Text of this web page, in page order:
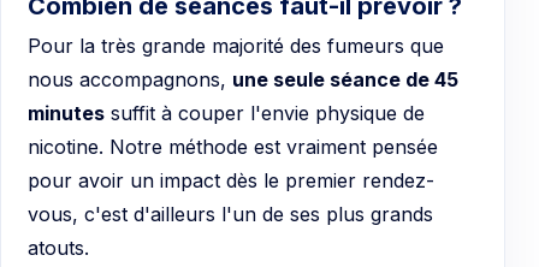
Pour la très grande majorité des fumeurs que
nous accompagnons, une seule séance de 45
minutes suffit à couper l'envie physique de
nicotine. Notre méthode est vraiment pensée
pour avoir un impact dès le premier rendez-
vous, c'est d'ailleurs l'un de ses plus grands
atouts.